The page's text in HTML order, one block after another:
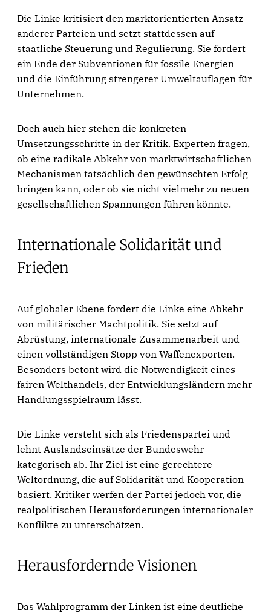
Die Linke kritisiert den marktorientierten Ansatz
anderer Parteien und setzt stattdessen auf
staatliche Steuerung und Regulierung. Sie fordert
ein Ende der Subventionen für fossile Energien
und die Einführung strengerer Umweltauflagen für
Unternehmen.
Doch auch hier stehen die konkreten
Umsetzungsschritte in der Kritik. Experten fragen,
ob eine radikale Abkehr von marktwirtschaftlichen
Mechanismen tatsächlich den gewünschten Erfolg
bringen kann, oder ob sie nicht vielmehr zu neuen
gesellschaftlichen Spannungen führen könnte.
Internationale Solidarität und
Frieden
Auf globaler Ebene fordert die Linke eine Abkehr
von militärischer Machtpolitik. Sie setzt auf
Abrüstung, internationale Zusammenarbeit und
einen vollständigen Stopp von Waffenexporten.
Besonders betont wird die Notwendigkeit eines
fairen Welthandels, der Entwicklungsländern mehr
Handlungsspielraum lässt.
Die Linke versteht sich als Friedenspartei und
lehnt Auslandseinsätze der Bundeswehr
kategorisch ab. Ihr Ziel ist eine gerechtere
Weltordnung, die auf Solidarität und Kooperation
basiert. Kritiker werfen der Partei jedoch vor, die
realpolitischen Herausforderungen internationaler
Konflikte zu unterschätzen.
Herausfordernde Visionen
Das Wahlprogramm der Linken ist eine deutliche